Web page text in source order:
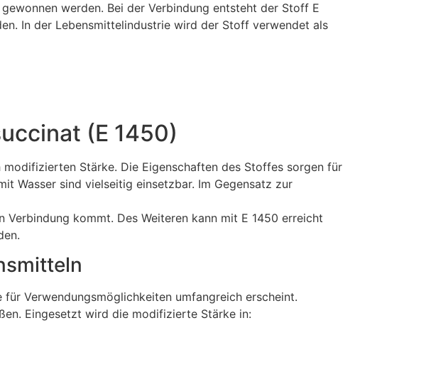
werden. Bei der Verbindung entsteht der Stoff E
In der Lebensmittelindustrie wird der Stoff verwendet als
(E 1450)
Stärke. Die Eigenschaften des Stoffes sorgen für
Wasser sind vielseitig einsetzbar. Im Gegensatz zur
kommt. Des Weiteren kann mit E 1450 erreicht
Verwendungsmöglichkeiten umfangreich erscheint.
Eingesetzt wird die modifizierte Stärke in: